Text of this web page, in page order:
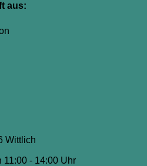
aus:
Wittlich
11:00 - 14:00 Uhr